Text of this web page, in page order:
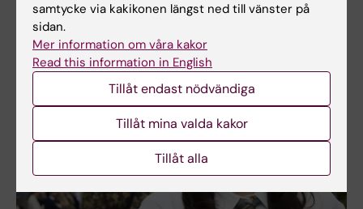
Bilder från examenshögtiderna
samtycke via kakikonen längst ned till vänster på
sidan.
Mer information om våra kakor
Read this information in English
Tillåt endast nödvändiga
Tillåt mina valda kakor
Tillåt alla